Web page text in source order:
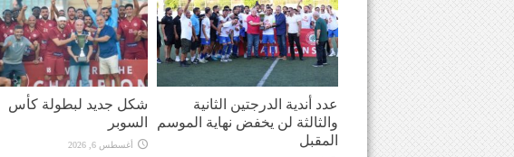
عدد أندية الدرجتين الثانية
والثالثة لن يخفض نهاية الموسم
المقبل
شكل جديد لبطولة كأس
السوبر
أغسطس 6, 2026